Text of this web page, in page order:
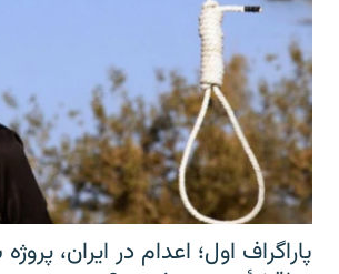
پاراگراف اول؛ اعدام در ایران،